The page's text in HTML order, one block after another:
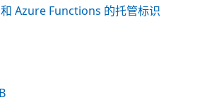
Azure Functions 的托管标识